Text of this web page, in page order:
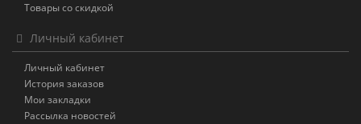
Товары со скидкой
Личный кабинет
Личный кабинет
История заказов
Мои закладки
Рассылка новостей